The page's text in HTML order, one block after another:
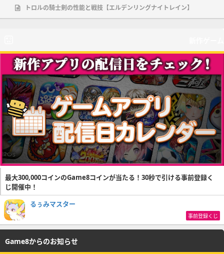
トロルの騎士剣の性能と戦技【エルデンリングナイトレイン】
最大300,000コインのGame8コインが当たる！30秒で引ける事前登録く
じ開催中！
るぅみマスター
事前登録くじ
Game8からのお知らせ